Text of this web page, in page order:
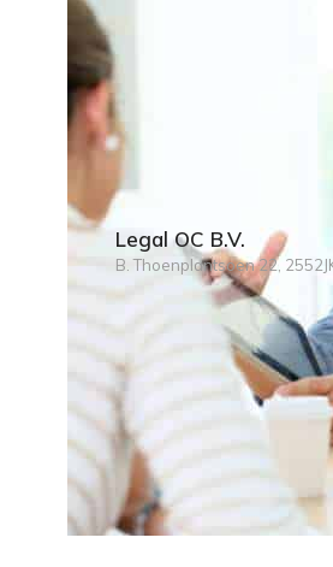
Legal OC B.V.
B. Thoenplantsoen 22,